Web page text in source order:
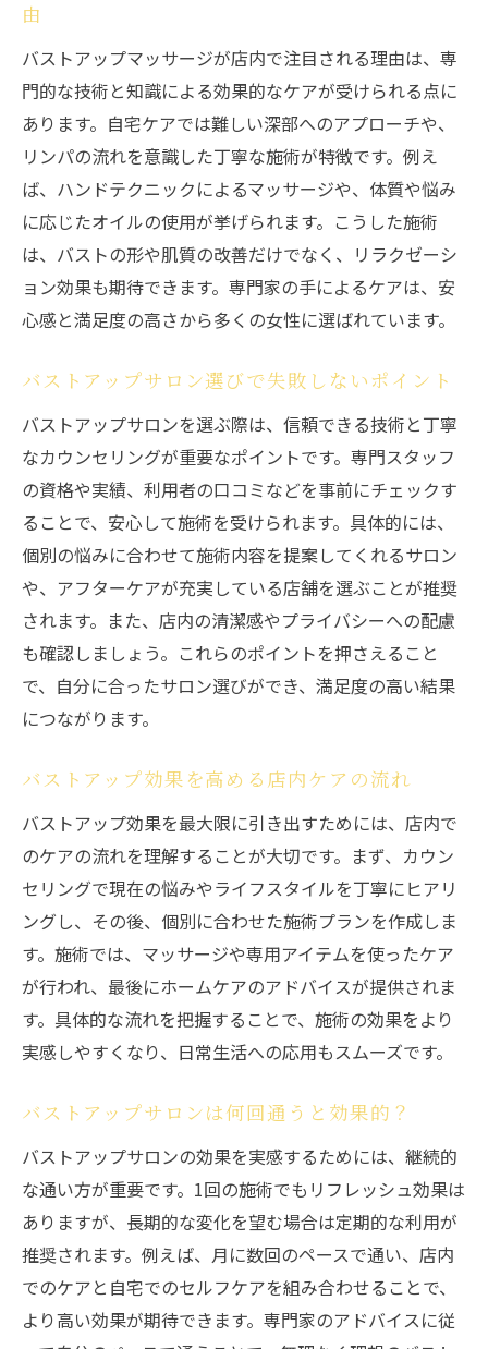
バストアップサロンのAカップからの変化事
例
バストアップ効果を実感した店内体験の声
バストアップサロンで得られる美しさの秘
訣
店内で行うバストアップマッサージの流れ
バストアップサロンの効果を最短で感じる
コツ
バストアップの効果を高める店内体験とは
バストアップ効果を高める店内ケアの選び
バストアップサロンで人気の店内施術メニ
ュー
店内バストアップ体験で得られる安心感と
は
バストアップに適した店内の雰囲気と設備
バストアップ店内体験をより充実させる方
法
バストアップマッサージで感じる変化の実
際
バストアップ店内ケアで理想を実現するポ
イント
女性が選ぶバストアップサロンの特徴とは
バストアップに役立つ店内サービスの活用
法
年齢に合わせたバストアップ店内ケアの選
び方
バストアップ効果が続く店内ケアの工夫
でチェック
専門家目線で解説する店内ケアの極意
バストアップの専門家が薦める店内ケア方
法
店内バストアップのプロによるアドバイス
紹介
バストアップ効果を最大化する店内施術の
由
バストアップマッサージが店内で注目される理由は、専
門的な技術と知識による効果的なケアが受けられる点に
あります。自宅ケアでは難しい深部へのアプローチや、
リンパの流れを意識した丁寧な施術が特徴です。例え
ば、ハンドテクニックによるマッサージや、体質や悩み
に応じたオイルの使用が挙げられます。こうした施術
は、バストの形や肌質の改善だけでなく、リラクゼーシ
ョン効果も期待できます。専門家の手によるケアは、安
心感と満足度の高さから多くの女性に選ばれています。
バストアップサロン選びで失敗しないポイント
バストアップサロンを選ぶ際は、信頼できる技術と丁寧
なカウンセリングが重要なポイントです。専門スタッフ
の資格や実績、利用者の口コミなどを事前にチェックす
ることで、安心して施術を受けられます。具体的には、
個別の悩みに合わせて施術内容を提案してくれるサロン
や、アフターケアが充実している店舗を選ぶことが推奨
されます。また、店内の清潔感やプライバシーへの配慮
も確認しましょう。これらのポイントを押さえること
で、自分に合ったサロン選びができ、満足度の高い結果
につながります。
バストアップ効果を高める店内ケアの流れ
バストアップ効果を最大限に引き出すためには、店内で
のケアの流れを理解することが大切です。まず、カウン
セリングで現在の悩みやライフスタイルを丁寧にヒアリ
ングし、その後、個別に合わせた施術プランを作成しま
す。施術では、マッサージや専用アイテムを使ったケア
が行われ、最後にホームケアのアドバイスが提供されま
す。具体的な流れを把握することで、施術の効果をより
実感しやすくなり、日常生活への応用もスムーズです。
バストアップサロンは何回通うと効果的？
バストアップサロンの効果を実感するためには、継続的
な通い方が重要です。1回の施術でもリフレッシュ効果は
ありますが、長期的な変化を望む場合は定期的な利用が
推奨されます。例えば、月に数回のペースで通い、店内
でのケアと自宅でのセルフケアを組み合わせることで、
より高い効果が期待できます。専門家のアドバイスに従